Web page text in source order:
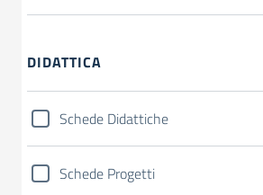
DIDATTICA
Schede Didattiche
Schede Progetti